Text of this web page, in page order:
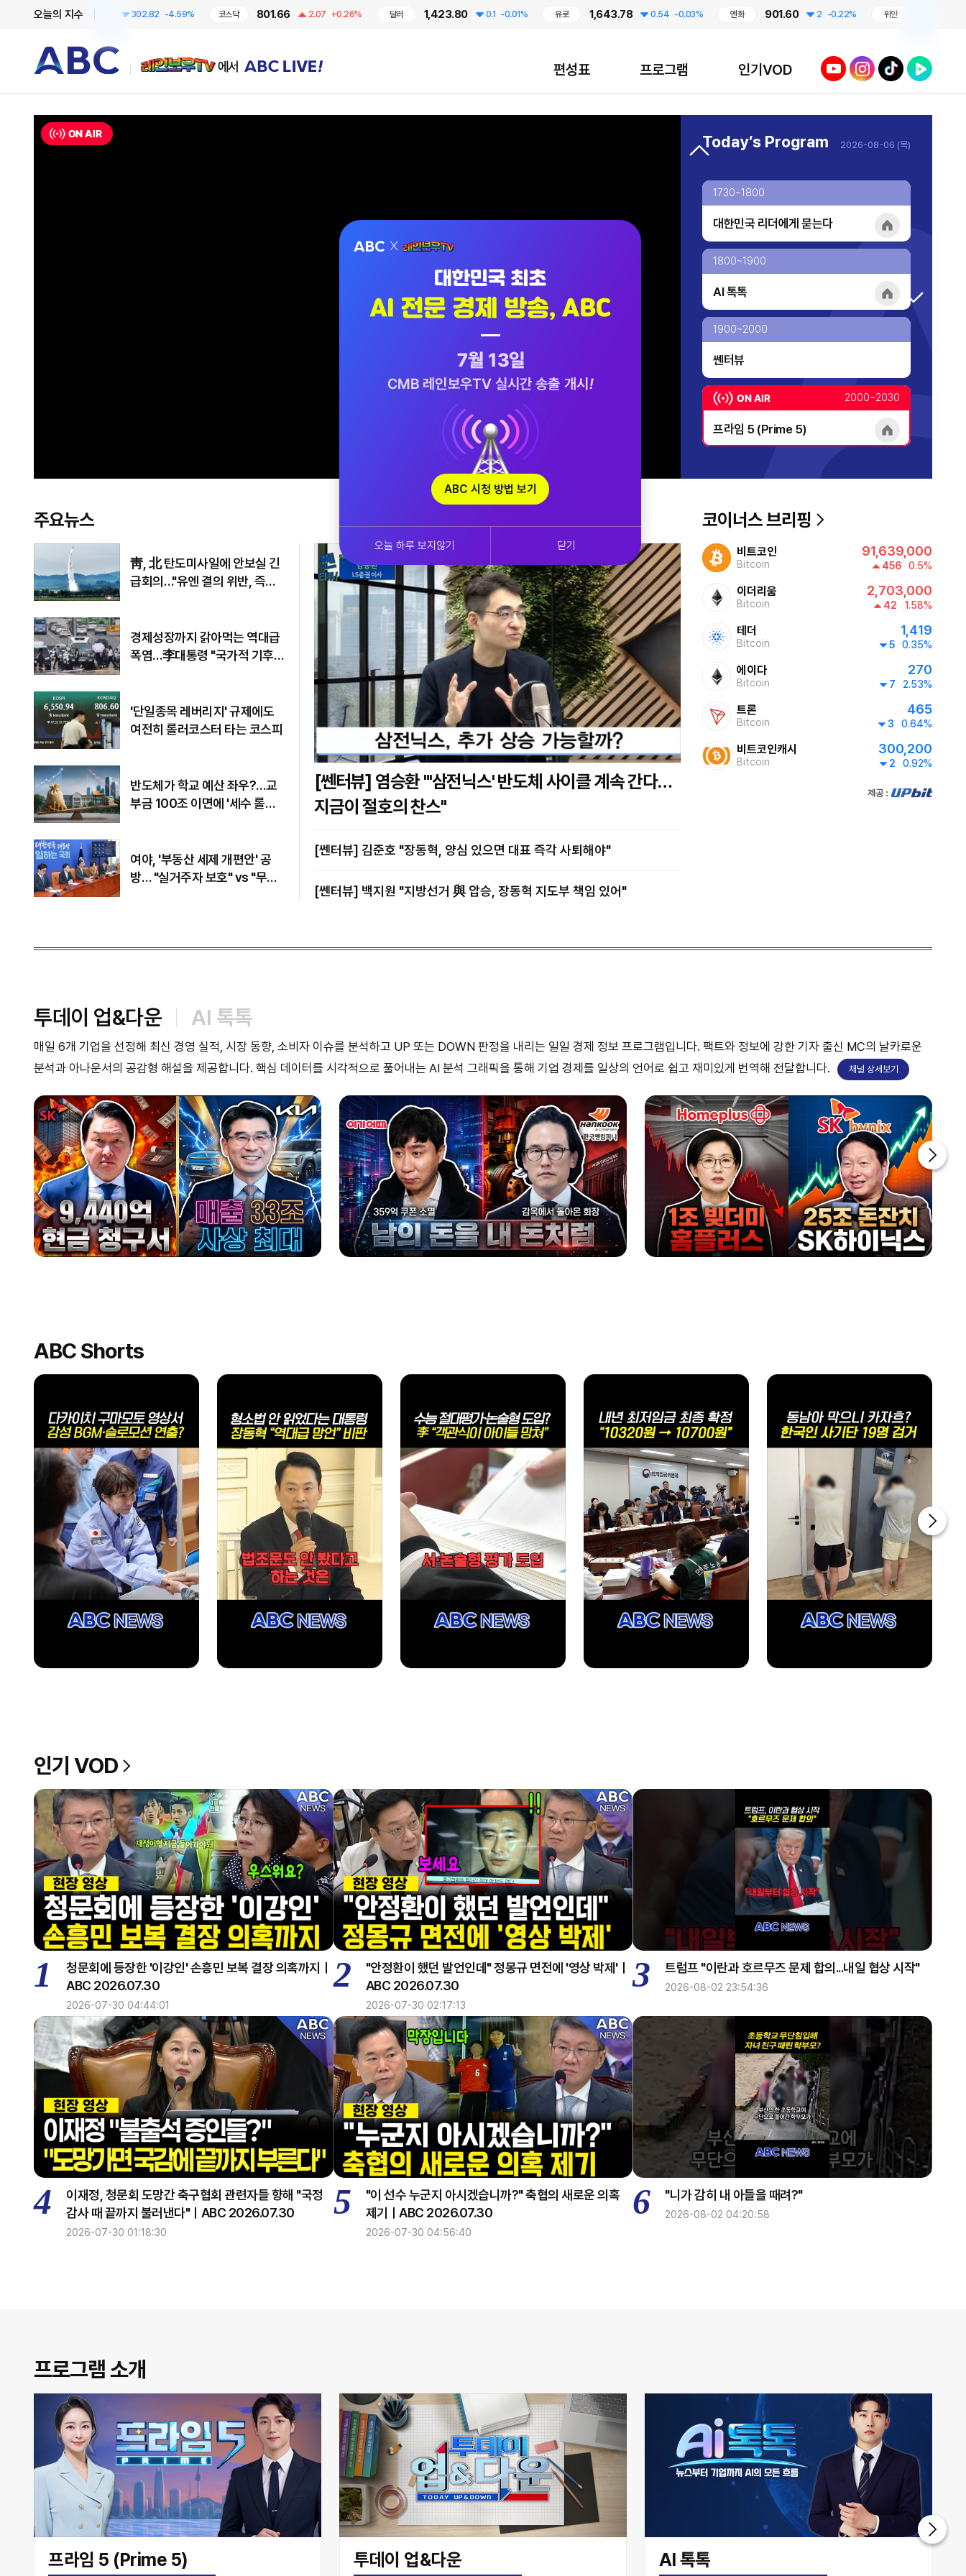
오늘의 지수
6295.44 302.82 -4.59% 코스닥 801.66 2.07 +0.26% 달러 1,423.80 0.1 -0.01% 유로 1,643.78 0.54 -0.03% 엔화 901.60 2 -0.22% 위안 210.96
레인보우TV에서 ABC LIVE! 편성표 프로그램
투데이 업&다운
대한민국 리더에게 묻는다
인기VOD
유튜브 인스타그램
틱톡 네이버TV
ON AIR
Today’s Program 2026-08-06 (목)
투데이 업&다운 mini
1730~1800
대한민국 리더에게 묻는다 home
1800~1900
AI 톡톡 home
1900~2000
쎈터뷰
2000~2030
프라임 5 (Prime 5) home
AI 톡톡 home
220~2300
업&다운
2300~2400
글로벌 ABC
주요뉴스
[쎈터뷰] 염승환 "'삼전닉스' 반도체 사이클 계속 간다…
지금이 절호의 찬스"
[쎈터뷰] 김준호 "장동혁, 양심 있으면 대표 즉각 사퇴해야"
[쎈터뷰] 백지원 "지방선거 與 압승, 장동혁 지도부 책임 있어"
靑, 北 탄도미사일에 안보실 긴
급회의…"유엔 결의 위반, 즉각
경제성장까지 갉아먹는 역대급
폭염…李대통령 "국가적 기후
'단일종목 레버리지' 규제에도
여전히 롤러코스터 타는 코스피
반도체가 학교 예산 좌우?…교
부금 100조 이면에 '세수 롤러
여야, '부동산 세제 개편안' 공
방… "실거주자 보호" vs "무책
코이너스 브리핑
비트코인
Bitcoin
91,639,000
456 0.5%
이더리움
Bitcoin
2,703,000
42 1.58%
테더
Bitcoin
1,419
5 0.35%
에이다
Bitcoin
270
7 2.53%
트론
Bitcoin
465
3 0.64%
비트코인캐시
Bitcoin
300,200
2 0.92%
제공:UPbit
투데이 업&다운 AI 톡톡
매일 6개 기업을 선정해 최신 경영 실적, 시장 동향, 소비자 이슈를 분석하고 UP 또는 DOWN 판정을 내리는 일일 경제 정보 프로그램입니다. 팩트와 정보에 강한 기자 출신 MC의 날카로운
분석과 아나운서의 공감형 해설을 제공합니다. 핵심 데이터를 시각적으로 풀어내는 AI 분석 그래픽을 통해 기업 경제를 일상의 언어로 쉽고 재미있게 번역해 전달합니다.
채널 상세보기
ABC Shorts
인기 VOD
1
청문회에 등장한 '이강인' 손흥민 보복 결장 의혹까지ㅣ
ABC 2026.07.30
2026-07-30 04:44:01
2
"안정환이 했던 발언인데" 정몽규 면전에 '영상 박제'ㅣ
ABC 2026.07.30
2026-07-30 02:17:13
3 트럼프 "이란과 호르무즈 문제 합의...내일 협상 시작"
2026-08-02 23:54:36
4
이재정, 청문회 도망간 축구협회 관련자들 향해 "국정
감사 때 끝까지 불러낸다"ㅣABC 2026.07.30
2026-07-30 01:18:30
5
"이 선수 누군지 아시겠습니까?" 축협의 새로운 의혹
제기ㅣABC 2026.07.30
2026-07-30 04:56:40
6 "니가 감히 내 아들을 때려?"
2026-08-02 04:20:58
프로그램 소개
프라임 5 (Prime 5) 투데이 업&다운 AI 톡톡
대한민국 최초 AI 전문 경제 방송, ABC / 7월 13일 CMB 레인보우TV 실시간 송출 개시!
ABC 시청 방법 보기
오늘 하루 보지않기 닫기